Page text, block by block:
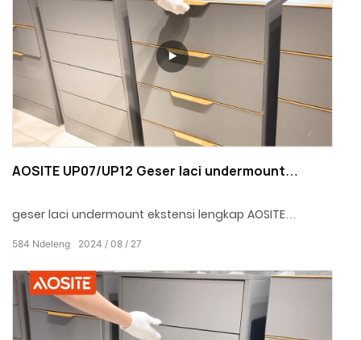
AOSITE UP07/UP12 Geser laci undermount
geser laci undermount ekstensi lengkap AOSITE
gangguan, nanging rasa seneng sing apik kanggo
nambah kualitas urip.
2024 08 27
584 Ndeleng